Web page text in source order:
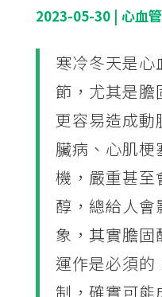
2023-05-30| 心血
寒冷冬天是心
節，尤其是膽
更容易造成動
臟病、心肌
機，嚴重甚至
醇，總給人會
象，其實膽固
運作是必須的
制，確實可